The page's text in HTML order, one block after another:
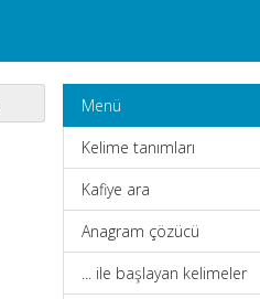
Menü
Kelime tanımları
Kafiye ara
Anagram çözücü
... ile başlayan kelimeler